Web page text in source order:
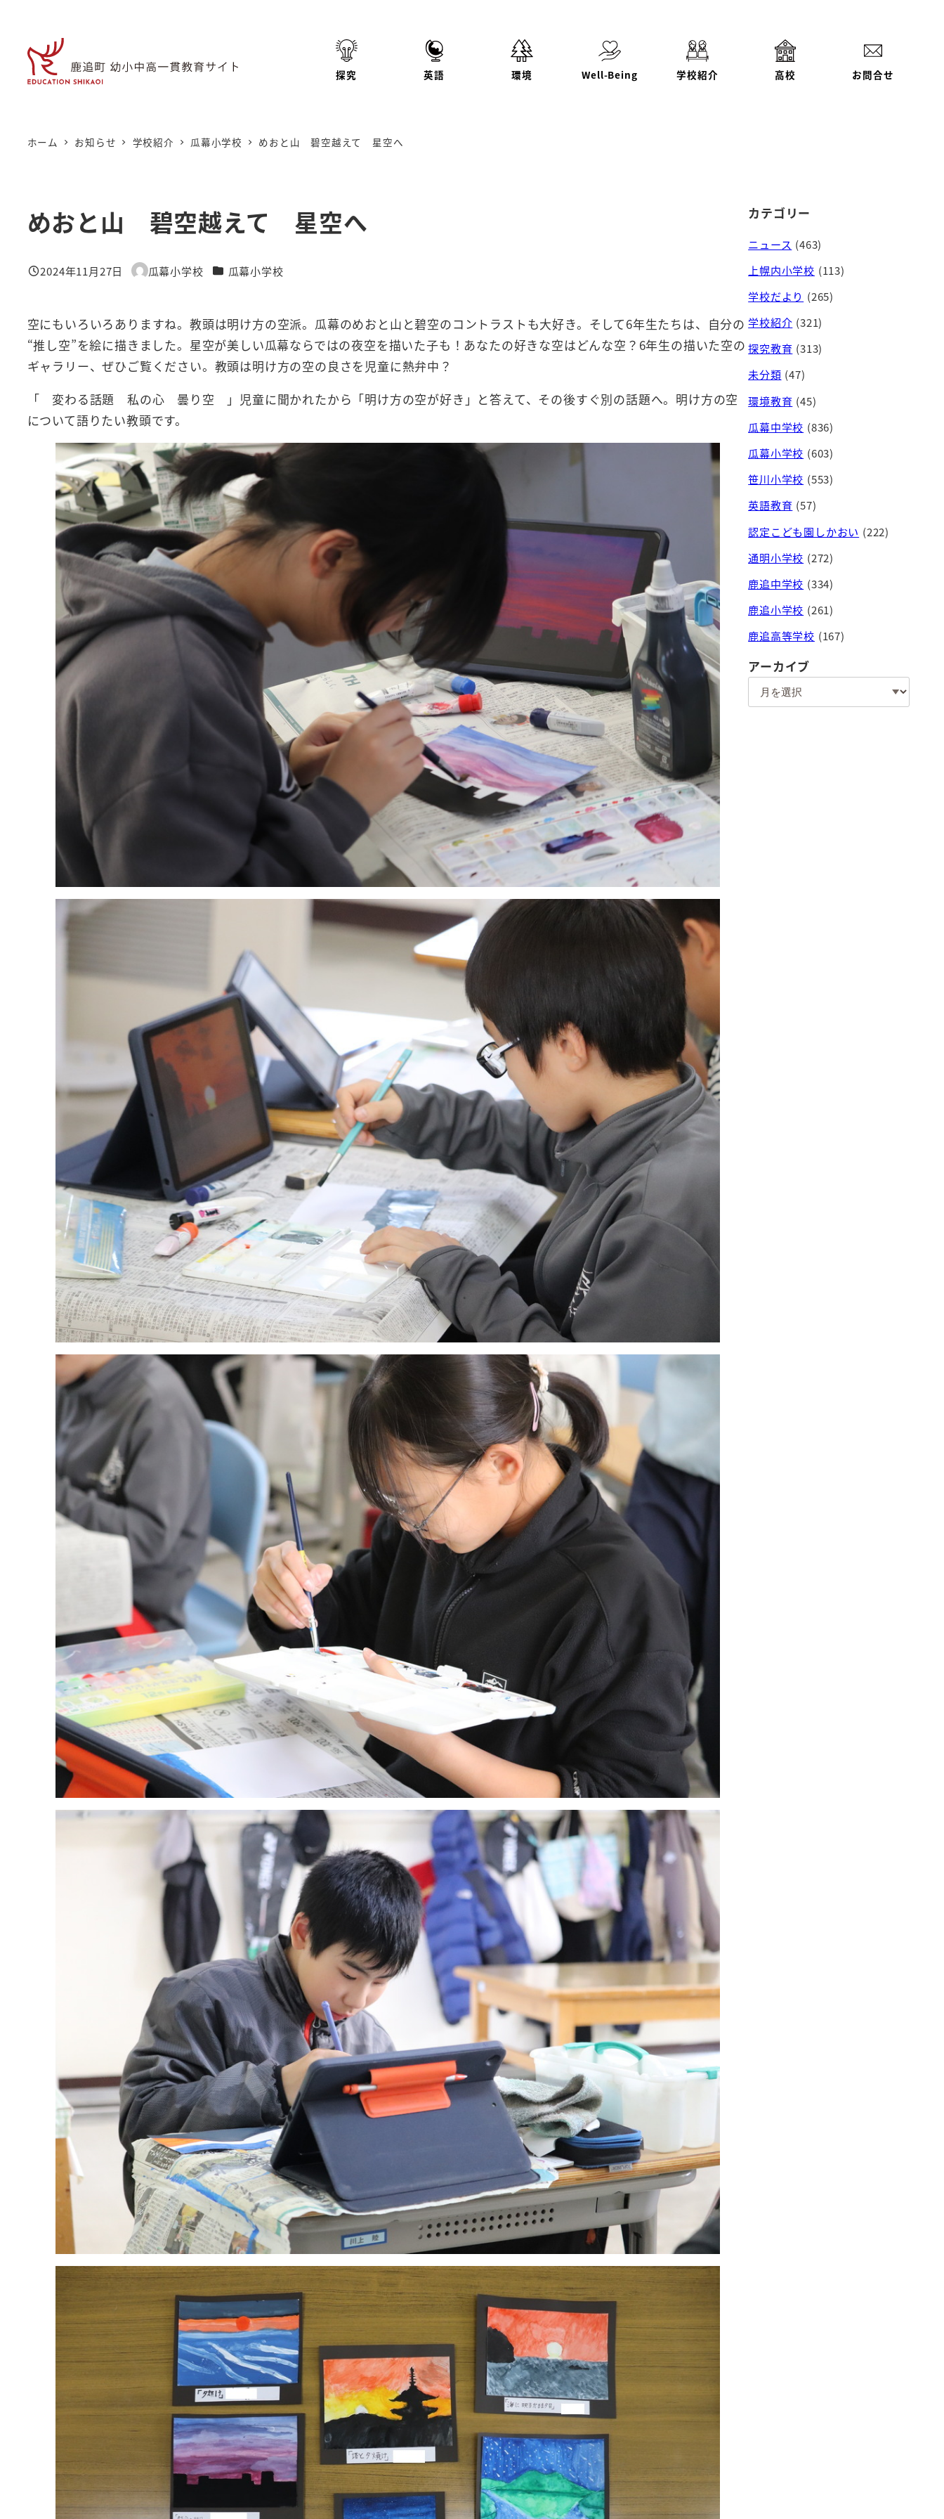
探究 英語 環境 Well-Being 学校紹介 高校 お問合せ
ホーム お知らせ 学校紹介 瓜幕小学校 めおと山 碧空越えて 星空へ
めおと山 碧空越えて 星空へ
投稿日
2024年11月27日
著
瓜幕小学校 カテゴリー
瓜幕小学校
空にもいろいろありますね。教頭は明け方の空派。瓜幕のめおと山と碧空のコントラストも大好き。そして6年生たちは、自分の
“推し空”を絵に描きました。星空が美しい瓜幕ならではの夜空を描いた子も！あなたの好きな空はどんな空？6年生の描いた空の
ギャラリー、ぜひご覧ください。教頭は明け方の空の良さを児童に熱弁中？
「 変わる話題 私の心 曇り空 」児童に聞かれたから「明け方の空が好き」と答えて、その後すぐ別の話題へ。明け方の空
について語りたい教頭です。
カテゴリー
ニュース (463)
上幌内小学校 (113)
学校だより (265)
学校紹介 (321)
探究教育 (313)
未分類 (47)
環境教育 (45)
瓜幕中学校 (836)
瓜幕小学校 (603)
笹川小学校 (553)
英語教育 (57)
認定こども園しかおい (222)
通明小学校 (272)
鹿追中学校 (334)
鹿追小学校 (261)
鹿追高等学校 (167)
アーカイブ